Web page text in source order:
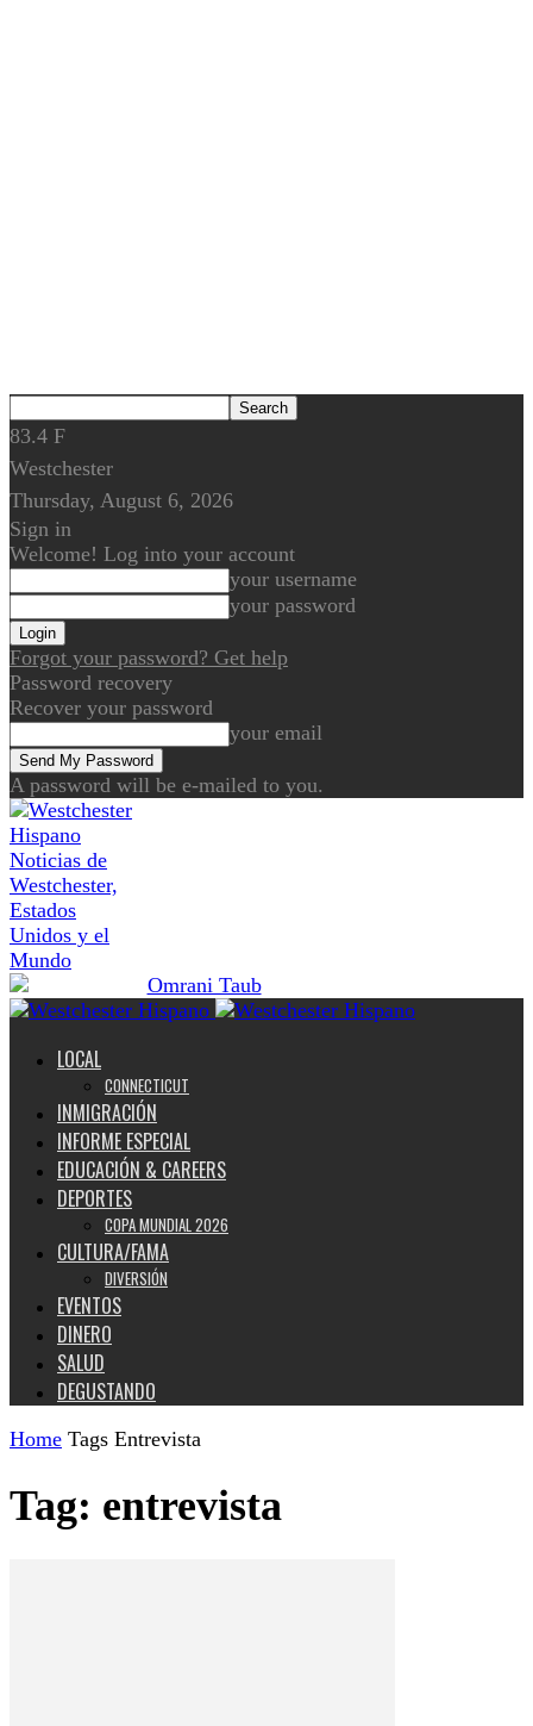
83.4 F
Westchester
Thursday, August 6, 2026
Sign in
Welcome! Log into your account
your username
your password
Forgot your password? Get help
Password recovery
Recover your password
your email
A password will be e-mailed to you.
Noticias de
Westchester,
Estados
Unidos y el
Mundo
LOCAL
CONNECTICUT
INMIGRACIÓN
INFORME ESPECIAL
EDUCACIÓN & CAREERS
DEPORTES
COPA MUNDIAL 2026
CULTURA/FAMA
DIVERSIÓN
EVENTOS
DINERO
SALUD
DEGUSTANDO
Home Tags Entrevista
Tag: entrevista